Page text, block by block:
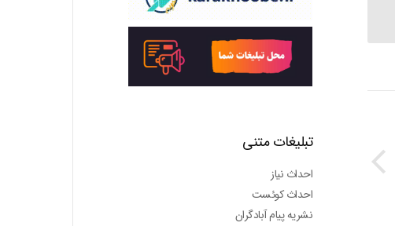
Previous
تبلیغات متنی
احداث نیاز
احداث کوئست
نشریه پیام آبادگران